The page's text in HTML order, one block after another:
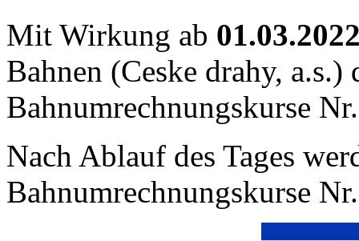
Mit Wirkung ab
Bahnen (Ceske drahy,
Bahnumrechnungskurse
Nach Ablauf des Tages
Bahnumrechnungskurse